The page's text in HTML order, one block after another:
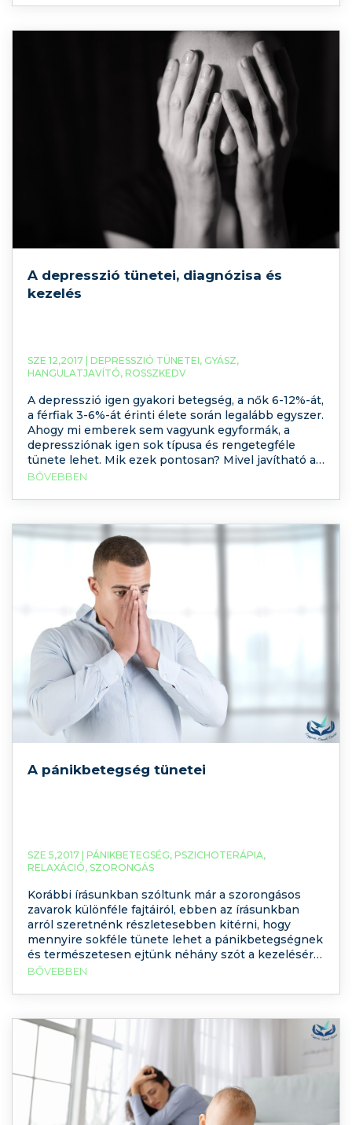
A depresszió tünetei, diagnózisa és
kezelés
SZE 12,2017 | DEPRESSZIÓ TÜNETEI, GYÁSZ,
HANGULATJAVÍTÓ, ROSSZKEDV
A depresszió igen gyakori betegség, a nők 6-12%-át,
a férfiak 3-6%-át érinti élete során legalább egyszer.
Ahogy mi emberek sem vagyunk egyformák, a
depressziónak igen sok típusa és rengetegféle
tünete lehet. Mik ezek pontosan? Mivel javítható a
hangulatunk természetes módon? Mi a teendő, ha
BŐVEBBEN
A pánikbetegség tünetei
SZE 5,2017 | PÁNIKBETEGSÉG, PSZICHOTERÁPIA,
RELAXÁCIÓ, SZORONGÁS
Korábbi írásunkban szóltunk már a szorongásos
zavarok különféle fajtáiról, ebben az írásunkban
arról szeretnénk részletesebben kitérni, hogy
mennyire sokféle tünete lehet a pánikbetegségnek
és természetesen ejtünk néhány szót a kezeléséről
is. Mit él meg egy pánikbeteg személy? Mik a
Mi áll mögötte? Hogyan kezelhető?
BŐVEBBEN